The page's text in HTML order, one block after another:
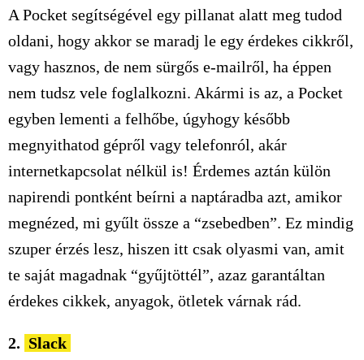
A Pocket segítségével egy pillanat alatt meg tudod
oldani, hogy akkor se maradj le egy érdekes cikkről,
vagy hasznos, de nem sürgős e-mailről, ha éppen
nem tudsz vele foglalkozni. Akármi is az, a Pocket
egyben lementi a felhőbe, úgyhogy később
megnyithatod gépről vagy telefonról, akár
internetkapcsolat nélkül is! Érdemes aztán külön
napirendi pontként beírni a naptáradba azt, amikor
megnézed, mi gyűlt össze a “zsebedben”. Ez mindig
szuper érzés lesz, hiszen itt csak olyasmi van, amit
te saját magadnak “gyűjtöttél”, azaz garantáltan
érdekes cikkek, anyagok, ötletek várnak rád.
2. Slack